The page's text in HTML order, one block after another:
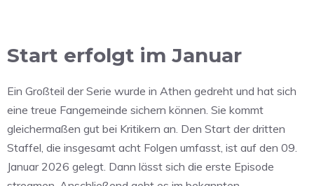
Start erfolgt im Januar
Ein Großteil der Serie wurde in Athen gedreht und hat sich
eine treue Fangemeinde sichern können. Sie kommt
gleichermaßen gut bei Kritikern an. Den Start der dritten
Staffel, die insgesamt acht Folgen umfasst, ist auf den 09.
Januar 2026 gelegt. Dann lässt sich die erste Episode